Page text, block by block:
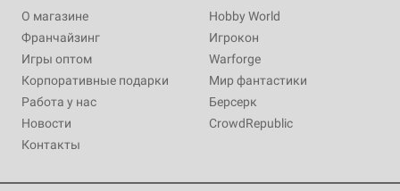
О магазине
Франчайзинг
Игры оптом
Корпоративные подарки
Работа у нас
Новости
Контакты
Hobby World
Игрокон
Warforge
Мир фантастики
Берсерк
CrowdRepublic